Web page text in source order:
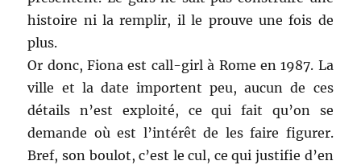
histoire ni la remplir, il le prouve une fois de
plus.
Or donc, Fiona est call-girl à Rome en 1987. La
ville et la date importent peu, aucun de ces
détails n’est exploité, ce qui fait qu’on se
demande où est l’intérêt de les faire figurer.
Bref, son boulot, c’est le cul, ce qui justifie d’en